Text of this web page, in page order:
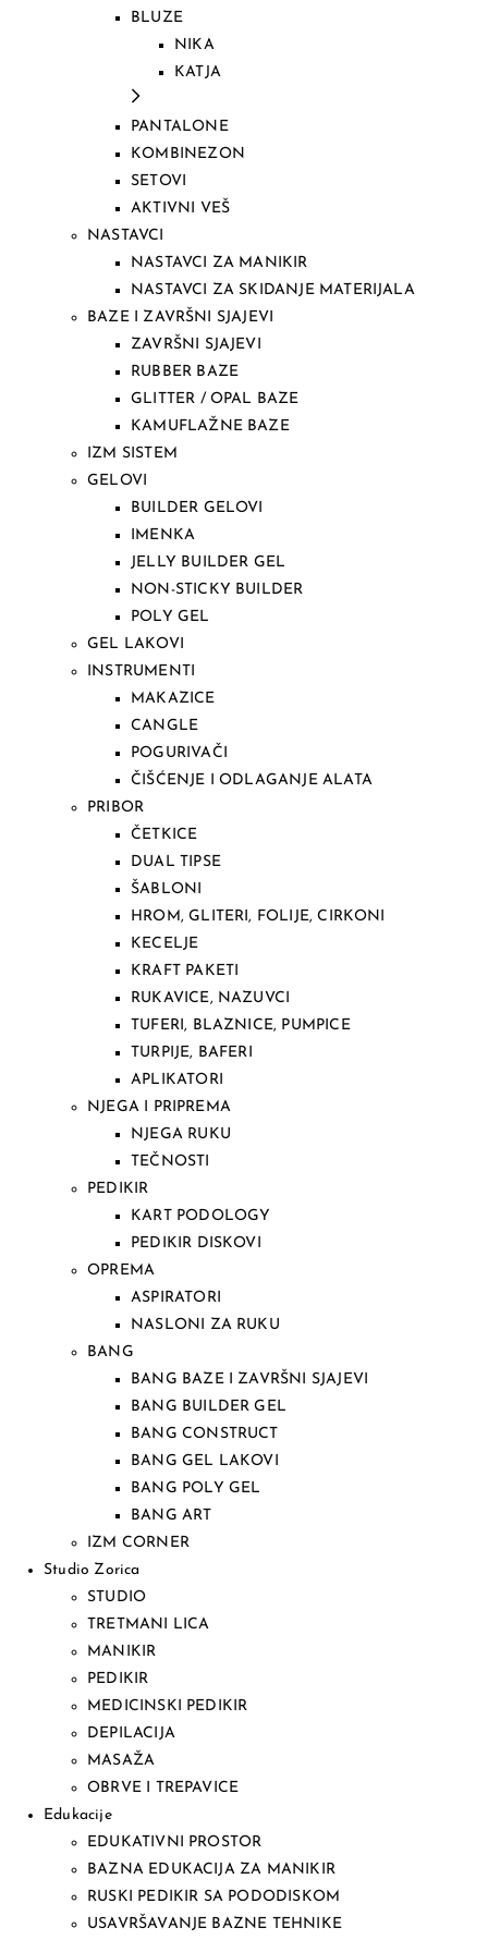
BLUZE
NIKA
KATJA
PANTALONE
KOMBINEZON
SETOVI
AKTIVNI VEŠ
NASTAVCI
NASTAVCI ZA MANIKIR
NASTAVCI ZA SKIDANJE MATERIJALA
BAZE I ZAVRŠNI SJAJEVI
ZAVRŠNI SJAJEVI
RUBBER BAZE
GLITTER / OPAL BAZE
KAMUFLAŽNE BAZE
IZM SISTEM
GELOVI
BUILDER GELOVI
IMENKA
JELLY BUILDER GEL
NON-STICKY BUILDER
POLY GEL
GEL LAKOVI
INSTRUMENTI
MAKAZICE
CANGLE
POGURIVAČI
ČIŠĆENJE I ODLAGANJE ALATA
PRIBOR
ČETKICE
DUAL TIPSE
ŠABLONI
HROM, GLITERI, FOLIJE, CIRKONI
KECELJE
KRAFT PAKETI
RUKAVICE, NAZUVCI
TUFERI, BLAZNICE, PUMPICE
TURPIJE, BAFERI
APLIKATORI
NJEGA I PRIPREMA
NJEGA RUKU
TEČNOSTI
PEDIKIR
KART PODOLOGY
PEDIKIR DISKOVI
OPREMA
ASPIRATORI
NASLONI ZA RUKU
BANG
BANG BAZE I ZAVRŠNI SJAJEVI
BANG BUILDER GEL
BANG CONSTRUCT
BANG GEL LAKOVI
BANG POLY GEL
BANG ART
IZM CORNER
Studio Zorica
STUDIO
TRETMANI LICA
MANIKIR
PEDIKIR
MEDICINSKI PEDIKIR
DEPILACIJA
MASAŽA
OBRVE I TREPAVICE
Edukacije
EDUKATIVNI PROSTOR
BAZNA EDUKACIJA ZA MANIKIR
RUSKI PEDIKIR SA PODODISKOM
USAVRŠAVANJE BAZNE TEHNIKE